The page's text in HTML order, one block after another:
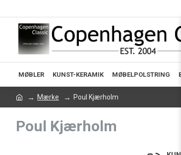
MØBLER KUNST-KERAMIK MØBELPOLSTRING
Mærke Poul Kjærholm
Poul Kjærholm